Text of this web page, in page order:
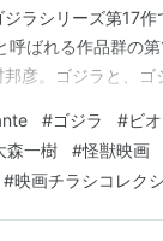
ジラシリーズ第17
呼ばれる作品群の
彦。ゴジラと、ゴ
りは、1984年のゴ
めぐり、日本国内
繰り広げていまし
ゴジラ細胞を利用
#ゴジラ #ビ
森一樹 #怪獣映画
#映画チラシコレク